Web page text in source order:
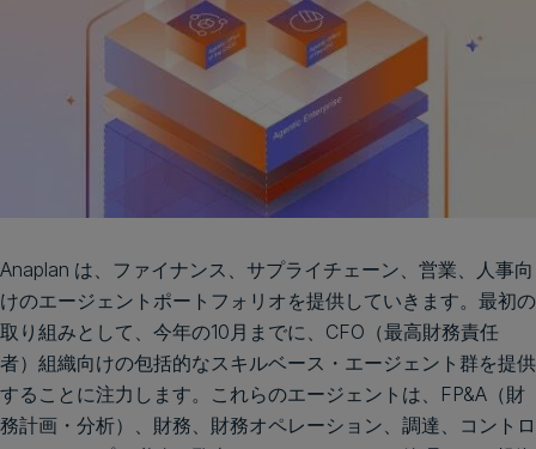
Anaplan は、ファイナンス、サプライチェーン、営業、人事向
けのエージェントポートフォリオを提供していきます。最初の
取り組みとして、今年の10月までに、CFO（最高財務責任
者）組織向けの包括的なスキルベース・エージェント群を提供
することに注力します。これらのエージェントは、FP&A（財
務計画・分析）、財務、財務オペレーション、調達、コントロ